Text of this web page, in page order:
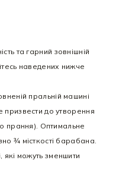
та гарний зовнішній
наведених нижче
пральній машині
до утворення
прання). Оптимальне
¾ місткості барабана.
які можуть зменшити